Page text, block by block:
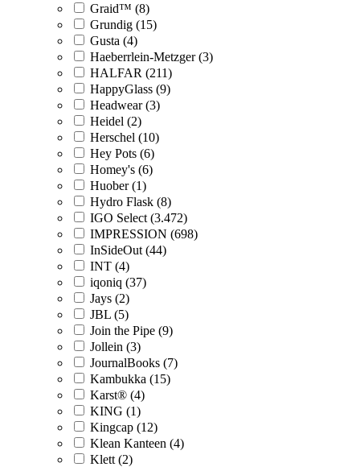
Graid™ (8)
Grundig (15)
Gusta (4)
Haeberrlein-Metzger (3)
HALFAR (211)
HappyGlass (9)
Headwear (3)
Heidel (2)
Herschel (10)
Hey Pots (6)
Homey's (6)
Huober (1)
Hydro Flask (8)
IGO Select (3.472)
IMPRESSION (698)
InSideOut (44)
INT (4)
iqoniq (37)
Jays (2)
JBL (5)
Join the Pipe (9)
Jollein (3)
JournalBooks (7)
Kambukka (15)
Karst® (4)
KING (1)
Kingcap (12)
Klean Kanteen (4)
Klett (2)